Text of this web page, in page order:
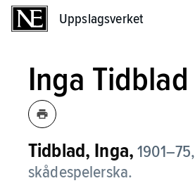
Uppslagsverket
Inga Tidblad
Tidblad, Inga, 1901–75,
skådespelerska.